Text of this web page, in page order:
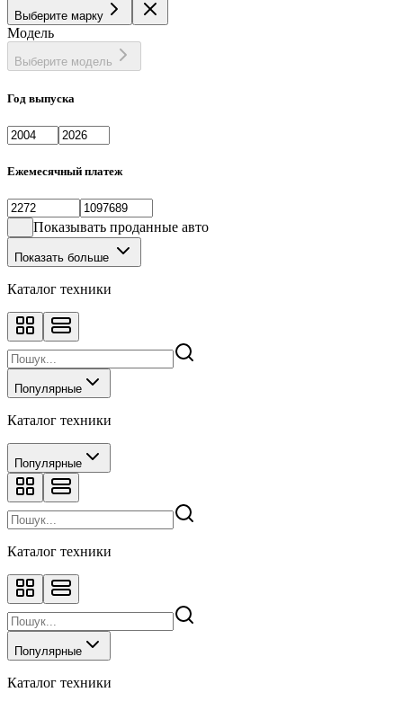
Выберите марку
Модель
Выберите модель
Год выпуска
Ежемесячный платеж
Показывать проданные авто
Показать больше
Каталог техники
Популярные
Каталог техники
Популярные
Каталог техники
Популярные
Каталог техники